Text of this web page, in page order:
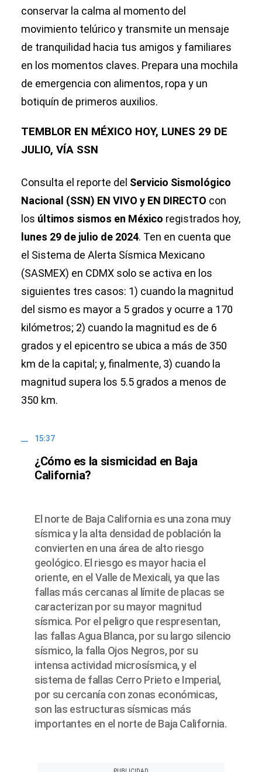
conservar la calma al momento del
movimiento telúrico y transmite un mensaje
de tranquilidad hacia tus amigos y familiares
en los momentos claves. Prepara una mochila
de emergencia con alimentos, ropa y un
botiquín de primeros auxilios.
TEMBLOR EN MÉXICO HOY, LUNES 29 DE
JULIO, VÍA SSN
Consulta el reporte del Servicio Sismológico
Nacional (SSN) EN VIVO y EN DIRECTO con
los últimos sismos en México registrados hoy,
lunes 29 de julio de 2024. Ten en cuenta que
el Sistema de Alerta Sísmica Mexicano
(SASMEX) en CDMX solo se activa en los
siguientes tres casos: 1) cuando la magnitud
del sismo es mayor a 5 grados y ocurre a 170
kilómetros; 2) cuando la magnitud es de 6
grados y el epicentro se ubica a más de 350
km de la capital; y, finalmente, 3) cuando la
magnitud supera los 5.5 grados a menos de
350 km.
15:37
¿Cómo es la sismicidad en Baja
California?
El norte de Baja California es una zona muy
sísmica y la alta densidad de población la
convierten en una área de alto riesgo
geológico. El riesgo es mayor hacia el
oriente, en el Valle de Mexicali, ya que las
fallas más cercanas al límite de placas se
caracterizan por su mayor magnitud
sísmica. Por el peligro que respresentan,
las fallas Agua Blanca, por su largo silencio
sísmico, la falla Ojos Negros, por su
intensa actividad microsísmica, y el
sistema de fallas Cerro Prieto e Imperial,
por su cercanía con zonas económicas,
son las estructuras sísmicas más
importantes en el norte de Baja California.